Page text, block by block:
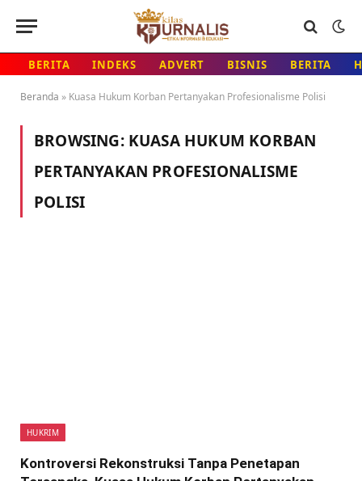
BERITA INDEKS ADVERT BISNIS BERITA
Beranda » Kuasa Hukum Korban Pertanyakan Profesionalisme Polisi
BROWSING: KUASA HUKUM KORBAN
PERTANYAKAN PROFESIONALISME
POLISI
HUKRIM
Kontroversi Rekonstruksi Tanpa Penetapan